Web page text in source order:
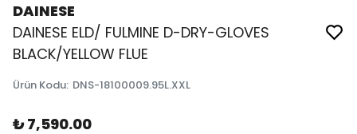
DAINESE
DAINESE ELD/ FULMINE D-DRY-GLOVES
BLACK/YELLOW FLUE
Ürün Kodu: DNS-18100009.95L.XXL
₺ 7,590.00